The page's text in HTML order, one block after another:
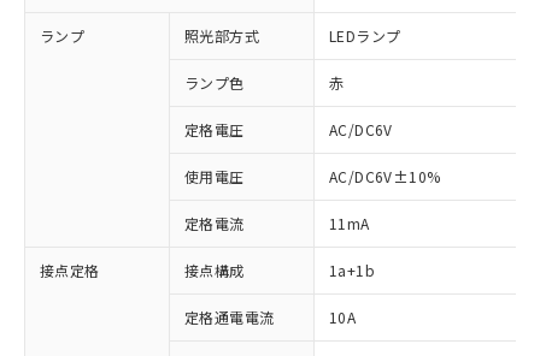
ランプ 照光部方式 LEDランプ
ランプ色 赤
定格電圧 AC/DC6V
使用電圧 AC/DC6V±10%
定格電流 11mA
接点定格 接点構成 1a+1b
定格通電電流 10A
ご利用条件
以下の条件をお読みいただき、同意のうえ
非含有に対応した製品が提供可能な商品で
対応予定：EU RoHS指令（10物質）の非含
有に対応した製品に切り替える予定のある
対応予定なし：EU RoHS指令（10物質）の
非含有に非対応の商品で、対応品を出す予